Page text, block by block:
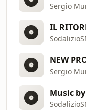
Sergio
Sergio
Music